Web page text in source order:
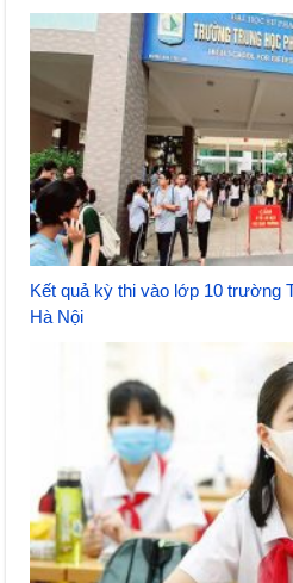
Kết quả kỳ thi vào lớp 10 trường
Hà Nội